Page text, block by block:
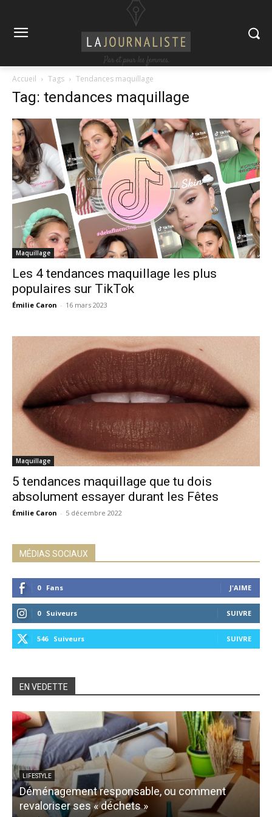
Accueil Tags Tendances maquillage
Tag: tendances maquillage
Maquillage
Les 4 tendances maquillage les plus
populaires sur TikTok
Émilie Caron - 16 mars 2023
Maquillage
5 tendances maquillage que tu dois
absolument essayer durant les Fêtes
Émilie Caron - 5 décembre 2022
MÉDIAS SOCIAUX
0 Fans J'AIME
0 Suiveurs SUIVRE
546 Suiveurs SUIVRE
EN VEDETTE
LIFESTYLE
Déménagement responsable, ou comment
revaloriser ses « déchets »